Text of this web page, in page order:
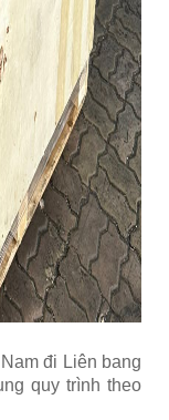
đi Liên bang
quy trình theo